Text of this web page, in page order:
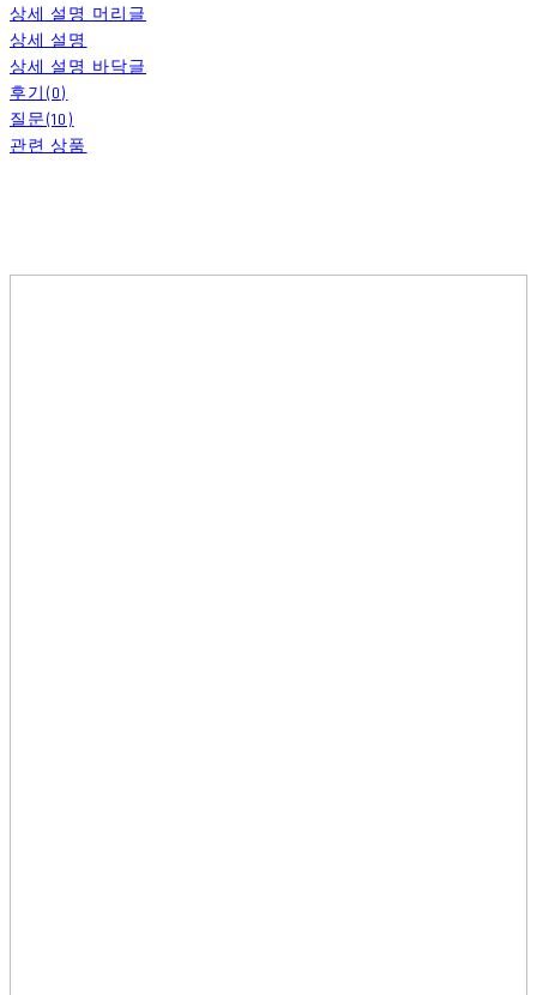
상세 설명 머리글
상세 설명
상세 설명 바닥글
후기(0)
질문(10)
관련 상품